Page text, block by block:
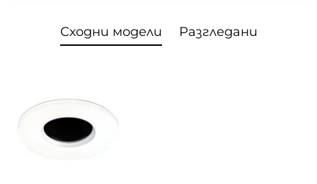
Сходни модели Разгледани